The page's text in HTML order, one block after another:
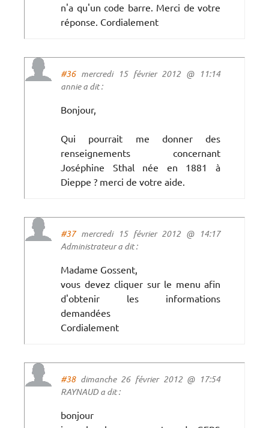
n'a qu'un code barre. Merci de votre
réponse. Cordialement
#36mercredi 15 février 2012 @ 11:14
annie a dit :
Bonjour,
Qui pourrait me donner des
renseignements concernant
Joséphine Sthal née en 1881 à
Dieppe ? merci de votre aide.
#37mercredi 15 février 2012 @ 14:17
Administrateur a dit :
Madame Gossent,
vous devez cliquer sur le menu afin
d'obtenir les informations
demandées
Cordialement
#38dimanche 26 février 2012 @ 17:54
RAYNAUD a dit :
bonjour